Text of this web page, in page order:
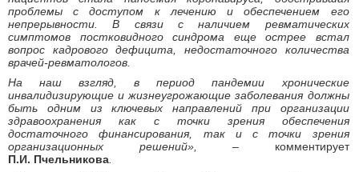
проблемы с доступом к лечению и обеспечением его
непрерывности. В связи с наличием ревматических
симптомов постковидного синдрома еще острее встал
вопрос кадрового дефицита, недостаточного количества
врачей-ревматологов.
На наш взгляд, в период пандемии хронические
инвалидизирующие и жизнеугрожающие заболевания должны
быть одним из ключевых направлений при организации
здравоохранения как с точки зрения обеспечения
достаточного финансирования, так и с точки зрения
организационных решений», – комментирует
П.И. Пчельникова